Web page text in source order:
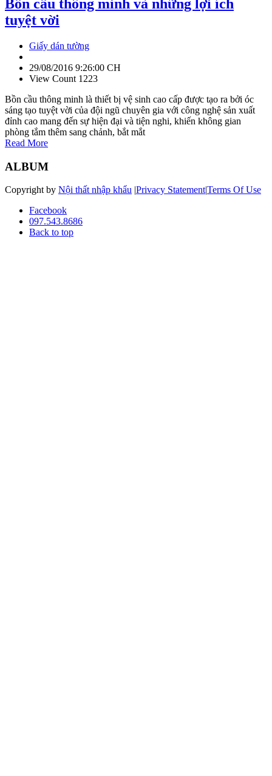
Bồn cầu thông minh và những lợi ích
tuyệt vời
Giấy dán tường
29/08/2016 9:26:00 CH
View Count 1223
Bồn cầu thông minh là thiết bị vệ sinh cao cấp được tạo ra bởi óc
sáng tạo tuyệt vời của đội ngũ chuyên gia với công nghệ sản xuất
đỉnh cao mang đến sự hiện đại và tiện nghi, khiến không gian
phòng tắm thêm sang chảnh, bắt mắt
Read More
ALBUM
Copyright by Nội thất nhập khẩu |Privacy Statement|Terms Of Use
Facebook
097.543.8686
Back to top